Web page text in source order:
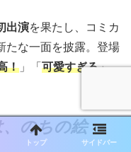
出演を果たし、コミカ
たな一面を披露。登場
！ 」「 可愛すぎる」
のちの絵
トップ サイドバー